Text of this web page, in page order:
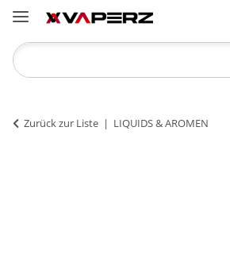
Zurück zur Liste LIQUIDS & AROMEN